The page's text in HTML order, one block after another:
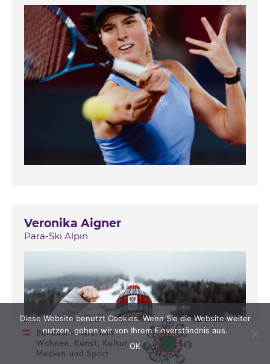
Veronika Aigner
Para-Ski Alpin
Diese Website benutzt Cookies. Wenn Sie die Website weiter
nutzen, gehen wir von Ihrem Einverständnis aus.
OK